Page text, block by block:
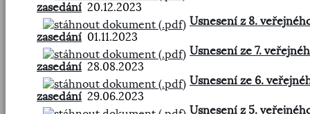
zasedání 20.12.2023
Usnesení z 8.
zasedání 01.11.2023
Usnesení ze 7.
zasedání 28.08.2023
Usnesení ze 6.
zasedání 29.06.2023
Usnesení z 5.